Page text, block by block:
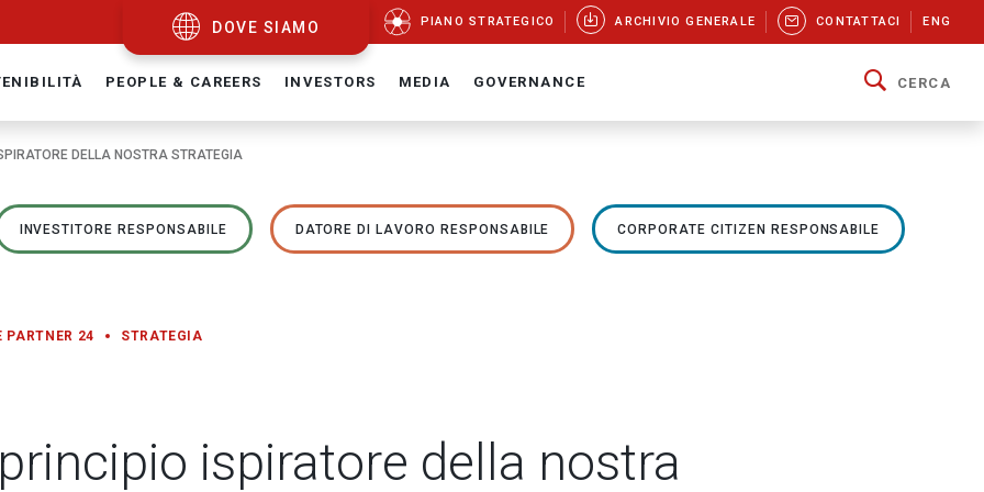
DOVE SIAMO PIANO STRATEGICO ARCHIVIO GENERALE CONTATTACI ENG
PEOPLE & CAREERS INVESTORS MEDIA GOVERNANCE CERCA
DELLA NOSTRA STRATEGIA
INVESTITORE RESPONSABILE DATORE DI LAVORO RESPONSABILE CORPORATE CITIZEN RESPONSABILE
PARTNER 24 STRATEGIA
ispiratore della nostra